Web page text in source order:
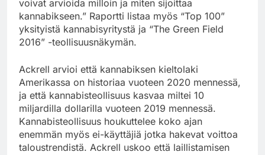
voivat arvioida milloin ja miten sijoittaa
kannabikseen.” Raportti listaa myös “Top 100”
yksityistä kannabisyritystä ja “The Green Field
2016” -teollisuusnäkymän.
Ackrell arvioi että kannabiksen kieltolaki
Amerikassa on historiaa vuoteen 2020 mennessä,
ja että kannabisteollisuus kasvaa miltei 10
miljardilla dollarilla vuoteen 2019 mennessä.
Kannabisteollisuus houkuttelee koko ajan
enemmän myös ei-käyttäjiä jotka hakevat voittoa
taloustrendistä. Ackrell uskoo että laillistamisen